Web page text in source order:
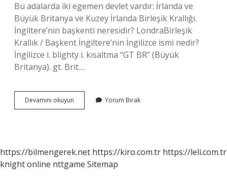
Bu adalarda iki egemen devlet vardır: İrlanda ve
Büyük Britanya ve Kuzey İrlanda Birleşik Krallığı.
İngiltere’nin başkenti neresidir? LondraBirleşik
Krallık / Başkent İngiltere’nin İngilizce ismi nedir?
İngilizce i. blighty i. kısaltma “GT BR” (Büyük
Britanya). gt. Brit.…
Devamını okuyun Ingilizce
Britain
Yorum Bırak
https://bilmengerek.net https://kiro.com.tr https://leli.com.tr
knight online nttgame Sitemap